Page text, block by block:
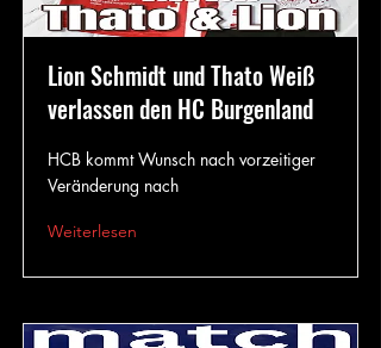
Lion Schmidt und Thato Weiß
verlassen den HC Burgenland
HCB kommt Wunsch nach vorzeitiger
Veränderung nach
Weiterlesen